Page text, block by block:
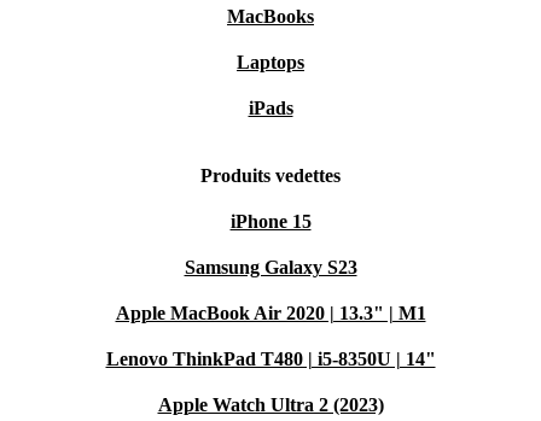
MacBooks
Laptops
iPads
Produits vedettes
iPhone 15
Samsung Galaxy S23
Apple MacBook Air 2020 | 13.3" | M1
Lenovo ThinkPad T480 | i5-8350U | 14"
Apple Watch Ultra 2 (2023)